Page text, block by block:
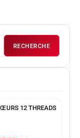
RECHERCHE
12 THREADS